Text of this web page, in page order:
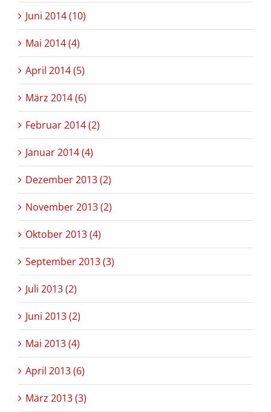
Juni 2014 (10)
Mai 2014 (4)
April 2014 (5)
März 2014 (6)
Februar 2014 (2)
Januar 2014 (4)
Dezember 2013 (2)
November 2013 (2)
Oktober 2013 (4)
September 2013 (3)
Juli 2013 (2)
Juni 2013 (2)
Mai 2013 (4)
April 2013 (6)
März 2013 (3)